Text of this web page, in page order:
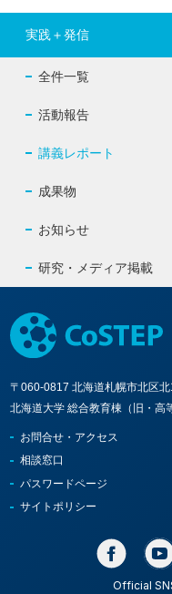
実践＋発信
全件一覧
活動報告
講義レポート
成果物
お知らせ
研究・メディア掲載
〒060-0817 北海道札幌市北区北
北海道大学 総合教育棟（旧・高
お問合せ・アクセス
相談窓口
パスワードページ
サイトポリシー
Official